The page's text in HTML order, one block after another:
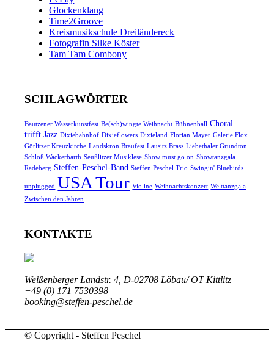
Glockenklang
Time2Groove
Kreismusikschule Dreiländereck
Fotografin Silke Köster
Tam Tam Combony
SCHLAGWÖRTER
Bautzener Wasserkunstfest Be(sch)wingte Weihnacht Bühnenball Choral
trifft Jazz Dixiebahnhof Dixieflowers Dixieland Florian Mayer Galerie Flox
Görlitzer Kreuzkirche Landskron Braufest Lausitz Brass Liebethaler Grundton
Schloß Wackerbarth Seußlitzer Musiklese Show must go on Showtanzgala
Radeberg Steffen-Peschel-Band Steffen Peschel Trio Swingin' Bluebirds
unplugged USA Tour Violine Weihnachtskonzert Welttanzgala
Zwischen den Jahren
KONTAKTE
Weißenberger Landstr. 4, D-02708 Löbau/ OT Kittlitz
+49 (0) 171 7530398
booking@steffen-peschel.de
© Copyright - Steffen Peschel